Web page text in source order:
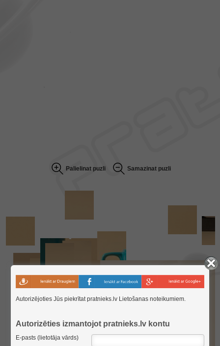
Palielinat puzli Samazinat puzli
Autorizējoties Jūs piekrītat pratnieks.lv Lietošanas noteikumiem.
Autorizēties izmantojot pratnieks.lv kontu
E-pasts (lietotāja vārds)